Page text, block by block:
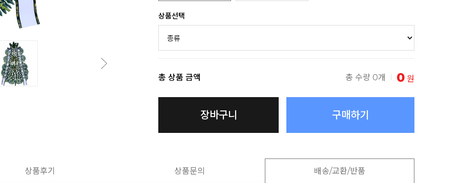
상품선택
총 상품 금액 총 수량 0개 0 원
장바구니 구매하기
상품후기 상품문의 배송/교환/반품